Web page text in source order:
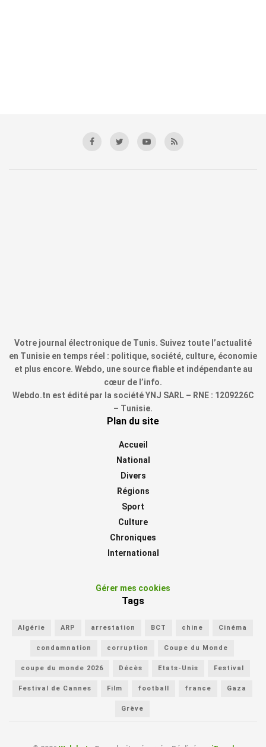
Votre journal électronique de Tunis. Suivez toute l’actualité
en Tunisie en temps réel : politique, société, culture, économie
et plus encore. Webdo, une source fiable et indépendante au
cœur de l’info.
Webdo.tn est édité par la société YNJ SARL – RNE : 1209226C
– Tunisie.
Plan du site
Accueil
National
Divers
Régions
Sport
Culture
Chroniques
International
Gérer mes cookies
Tags
Algérie ARP arrestation BCT chine Cinéma
condamnation corruption Coupe du Monde
coupe du monde 2026 Décès Etats-Unis Festival
Festival de Cannes Film football france Gaza
Grève